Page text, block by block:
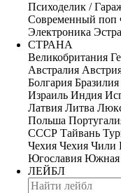
Психоделик /
Современный поп
Электроника
СТРАНА
Великобритания
Австралия
Болгария Бразилия
Израиль Индия
Латвия Литва
Польша
СССР Тайвань
Чехия Чехия Чили
Югославия Южная
ЛЕЙБЛ